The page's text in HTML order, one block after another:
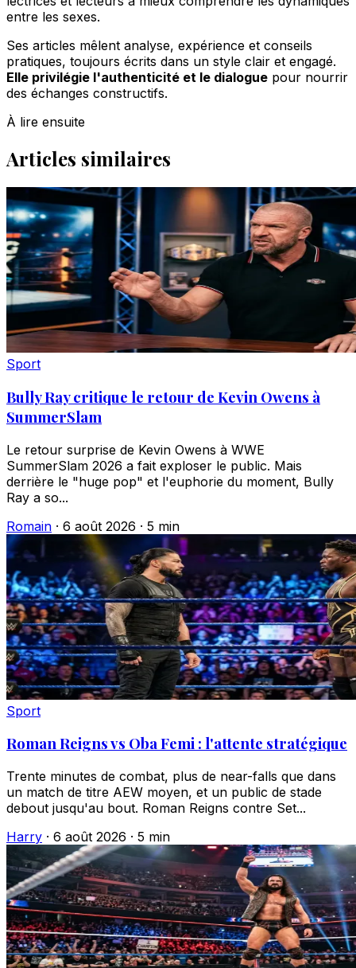
entre les sexes.
Ses articles mêlent analyse, expérience et conseils
pratiques, toujours écrits dans un style clair et engagé.
Elle privilégie l'authenticité et le dialogue pour nourrir
des échanges constructifs.
À lire ensuite
Articles similaires
Sport
Bully Ray critique le retour de Kevin Owens à
SummerSlam
Le retour surprise de Kevin Owens à WWE
SummerSlam 2026 a fait exploser le public. Mais
derrière le "huge pop" et l'euphorie du moment, Bully
Ray a so...
Romain · 6 août 2026 · 5 min
Sport
Roman Reigns vs Oba Femi : l'attente stratégique
Trente minutes de combat, plus de near-falls que dans
un match de titre AEW moyen, et un public de stade
debout jusqu'au bout. Roman Reigns contre Set...
Harry · 6 août 2026 · 5 min